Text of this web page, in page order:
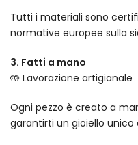
Tutti i materiali sono
normative europee sulla
3. Fatti a mano
🤲 Lavorazione artigianale
Ogni pezzo è creato a
garantirti un gioiello unico